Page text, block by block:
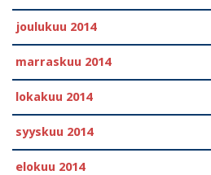
joulukuu 2014
marraskuu 2014
lokakuu 2014
syyskuu 2014
elokuu 2014